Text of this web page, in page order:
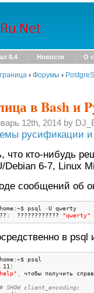
8.4 Новости О
› Форумы ›
в Bash и
12th, 2014 by
русификации и
что кто-нибудь
6-7, Linux
сообщений об
psql -U qwerty
????????????
"qwerty"
в
psql
11 )
чтобы получить
SHOW client_encoding;